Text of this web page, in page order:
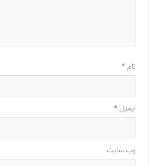
نام*
ایمیل*
وب‌ سایت